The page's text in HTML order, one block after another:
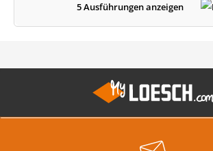
5 Ausführungen anzeigen